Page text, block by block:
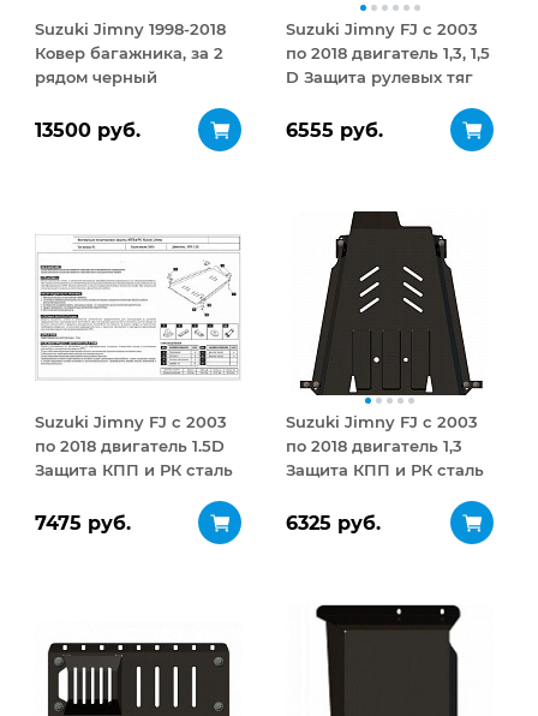
Suzuki Jimny 1998-2018
Ковер багажника, за 2
рядом черный
13500 руб.
Suzuki Jimny FJ с 2003
по 2018 двигатель 1,3, 1,5
D Защита рулевых тяг
6555 руб.
Suzuki Jimny FJ с 2003
по 2018 двигатель 1.5D
Защита КПП и РК сталь
7475 руб.
Suzuki Jimny FJ с 2003
по 2018 двигатель 1,3
Защита КПП и РК сталь
6325 руб.